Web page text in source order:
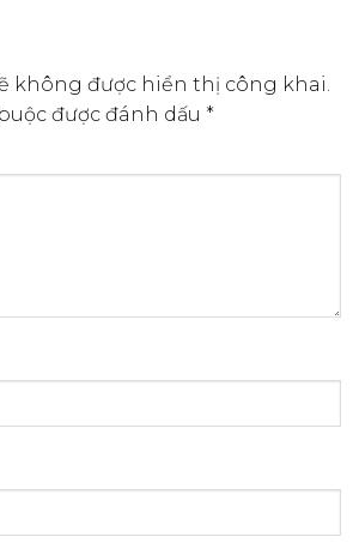
không được hiển thị công khai.
được đánh dấu *